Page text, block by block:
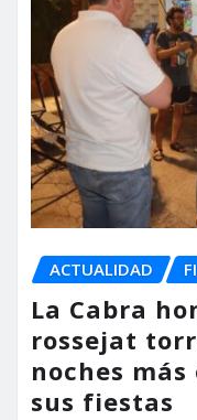
ACTUALIDAD
La Cabra
rossejat
noches
sus fiestas